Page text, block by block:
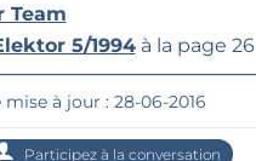
Team
5/1994à la page 26
à jour : 28-06-2016
Participez à la conversation